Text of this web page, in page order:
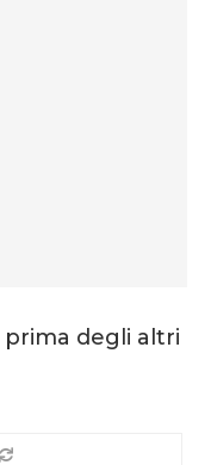
prima degli altri